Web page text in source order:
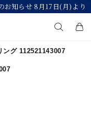
日(月)より 】
ワードで検索する
ング 112521143007